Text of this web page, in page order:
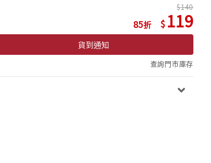
85
140
119
貨到通知
查詢門市庫存